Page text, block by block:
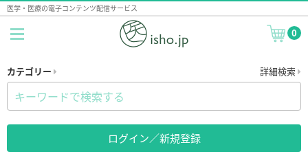
医学・医療の電子コンテンツ配信サービス
0
カテゴリー 詳細検索
ログイン／新規登録